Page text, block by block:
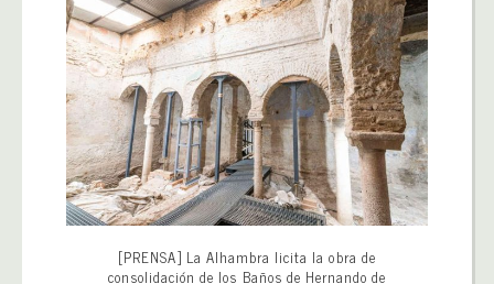
[PRENSA] La Alhambra licita la obra de
consolidación de los Baños de Hernando de